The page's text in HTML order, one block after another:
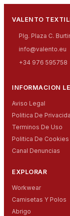
VALENTO
Plg. Plaza C.
info@valento.eu
+34 976 595758
INFORMACION
Aviso Legal
Politica De
Terminos De Uso
Politica De Cookies
Canal Denuncias
EXPLORAR
Workwear
Camisetas Y Polos
Abrigo